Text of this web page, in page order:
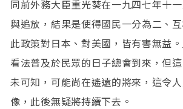
同前外務大臣重光葵在一九四七年十
與追放，結果是使得國民一分為二、
此政策對日本、對美國，皆有害無益
看法普及於民眾的日子總會到來，但
未可知，可能尚在遙遠的將來，這令
像，此後無疑將持續下去。